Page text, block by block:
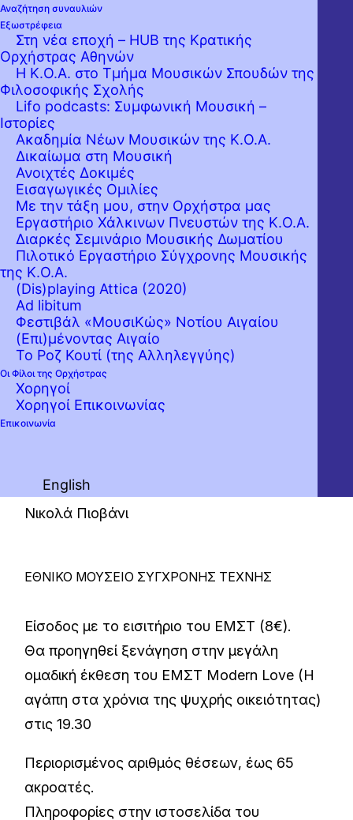
Αναζήτηση συναυλιών
Εξωστρέφεια
Στη νέα εποχή – HUB της Κρατικής
Ορχήστρας Αθηνών
Η Κ.Ο.Α. στο Τμήμα Μουσικών Σπουδών της
Φιλοσοφικής Σχολής
Lifo podcasts: Συμφωνική Μουσική –
Ιστορίες
Ακαδημία Νέων Μουσικών της Κ.Ο.Α.
Δικαίωμα στη Μουσική
Ανοιχτές Δοκιμές
Εισαγωγικές Ομιλίες
Με την τάξη μου, στην Ορχήστρα μας
Εργαστήριo Χάλκινων Πνευστών της Κ.Ο.Α.
Διαρκές Σεμινάριο Μουσικής Δωματίου
Πιλοτικό Εργαστήριο Σύγχρονης Μουσικής
της Κ.Ο.Α.
(Dis)playing Attica (2020)
Ad libitum
Φεστιβάλ «ΜουσιΚώς» Νοτίου Αιγαίου
(Επι)μένοντας Αιγαίο
Το Ροζ Κουτί (της Αλληλεγγύης)
Οι Φίλοι της Ορχήστρας
Χορηγοί
Χορηγοί Επικοινωνίας
Επικοινωνία
English
Αναπόσπαστο στοιχείο της ομορφιάς και
της διεθνούς απήχησης του ιταλικού σινεμά
είναι η αισθαντική μουσική του, γεμάτη
μελωδίες και αισθαντικές αρμονίες που
συγκινούν πάντα, όσες φορές και αν τις
ακούσει κανείς. Πέντε εκλεκτοί μουσικοί των
πνευστών της Κρατικής Ορχήστρας Αθηνών
μας θυμίζουν χαρακτηριστικά αποσπάσματα
Έργα των Νίνο Ρότα, Ένιο Μορικόνε και
Νικολά Πιοβάνι
ΕΘΝΙΚΟ ΜΟΥΣΕΙΟ ΣΥΓΧΡΟΝΗΣ ΤΕΧΝΗΣ
Είσοδος με το εισιτήριο του ΕΜΣΤ (8€).
Θα προηγηθεί ξενάγηση στην μεγάλη
ομαδική έκθεση του ΕΜΣΤ Modern Love (H
αγάπη στα χρόνια της ψυχρής οικειότητας)
στις 19.30
Περιορισμένος αριθμός θέσεων, έως 65
ακροατές.
Πληροφορίες στην ιστοσελίδα του